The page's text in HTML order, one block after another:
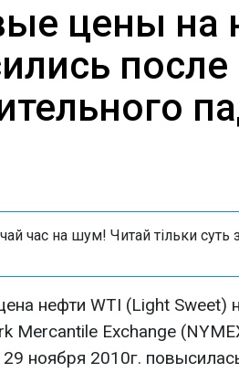
цены на
после
час на шум! Читай тільки суть з
нефти WTI (Light Sweet)
Mercantile Exchange
29 ноября 2010г.